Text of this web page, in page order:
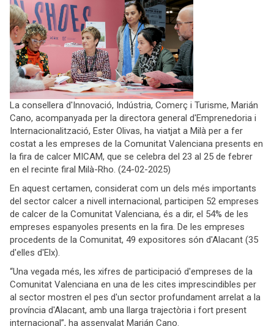
La consellera d'Innovació, Indústria, Comerç i Turisme, Marián
Cano, acompanyada per la directora general d'Emprenedoria i
Internacionalització, Ester Olivas, ha viatjat a Milà per a fer
costat a les empreses de la Comunitat Valenciana presents en
la fira de calcer MICAM, que se celebra del 23 al 25 de febrer
en el recinte firal Milà-Rho. (24-02-2025)
En aquest certamen, considerat com un dels més importants
del sector calcer a nivell internacional, participen 52 empreses
de calcer de la Comunitat Valenciana, és a dir, el 54% de les
empreses espanyoles presents en la fira. De les empreses
procedents de la Comunitat, 49 expositores són d'Alacant (35
d'elles d'Elx).
“Una vegada més, les xifres de participació d'empreses de la
Comunitat Valenciana en una de les cites imprescindibles per
al sector mostren el pes d'un sector profundament arrelat a la
província d'Alacant, amb una llarga trajectòria i fort present
internacional”, ha assenyalat Marián Cano.